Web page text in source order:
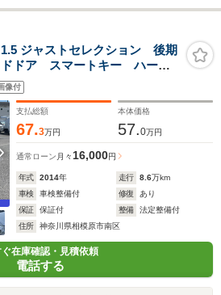
ジャストセレクション 後期
ドア スマートキー ハーフ
ースオーディオ バックカ
ンシート 3列シート6人乗り
像付
支払総額
67.3万円
本体価格
57.0万円
通常ローン 月々 16,000円
年式 2014年 走行 8.6万km
車検
車検整備付 修復
あり
保証
保証付 整備
法定整備付
住所
神奈川県相模原市南区
在庫確認・見積依頼
電話する